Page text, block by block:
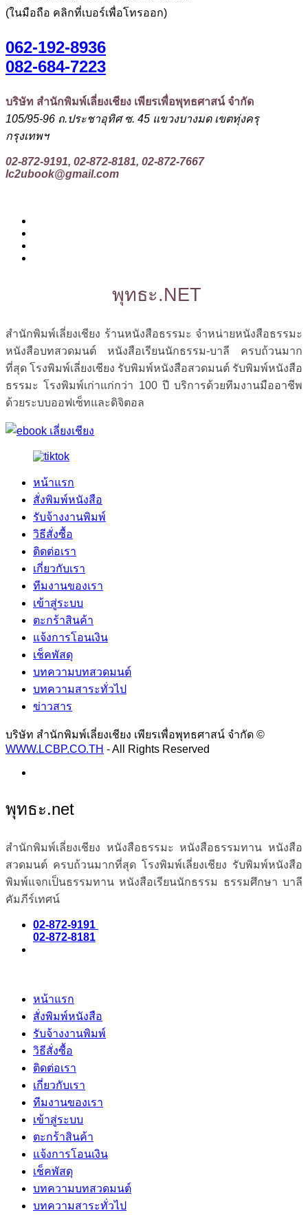
(ในมือถือ คลิกที่เบอร์เพื่อโทรออก)
062-192-8936
082-684-7223
บริษัท สำนักพิมพ์เลี่ยงเชียง เพียรเพื่อพุทธศาสน์ จำกัด
105/95-96 ถ.ประชาอุทิศ ซ. 45 แขวงบางมด เขตทุ่งครุ
กรุงเทพฯ
02-872-9191, 02-872-8181, 02-872-7667
lc2ubook@gmail.com
พุทธะ.NET
สำนักพิมพ์เลี่ยงเชียง ร้านหนังสือธรรมะ จำหน่ายหนังสือธรรมะ
หนังสือบทสวดมนต์ หนังสือเรียนนักธรรม-บาลี ครบถ้วนมาก
ที่สุด โรงพิมพ์เลี่ยงเชียง รับพิมพ์หนังสือสวดมนต์ รับพิมพ์หนังสือ
ธรรมะ โรงพิมพ์เก่าแก่กว่า 100 ปี บริการด้วยทีมงานมืออาชีพ
ด้วยระบบออฟเซ็ทและดิจิตอล
หน้าแรก
สั่งพิมพ์หนังสือ
รับจ้างงานพิมพ์
วิธีสั่งซื้อ
ติดต่อเรา
เกี่ยวกับเรา
ทีมงานของเรา
เข้าสู่ระบบ
ตะกร้าสินค้า
แจ้งการโอนเงิน
เช็คพัสดุ
บทความบทสวดมนต์
บทความสาระทั่วไป
ข่าวสาร
บริษัท สำนักพิมพ์เลี่ยงเชียง เพียรเพื่อพุทธศาสน์ จำกัด ©
WWW.LCBP.CO.TH - All Rights Reserved
พุทธะ.net
สำนักพิมพ์เลี่ยงเชียง หนังสือธรรมะ หนังสือธรรมทาน หนังสือ
สวดมนต์ ครบถ้วนมากที่สุด โรงพิมพ์เลี่ยงเชียง รับพิมพ์หนังสือ
พิมพ์แจกเป็นธรรมทาน หนังสือเรียนนักธรรม ธรรมศึกษา บาลี
คัมภีร์เทศน์
02-872-9191
02-872-8181
หน้าแรก
สั่งพิมพ์หนังสือ
รับจ้างงานพิมพ์
วิธีสั่งซื้อ
ติดต่อเรา
เกี่ยวกับเรา
ทีมงานของเรา
เข้าสู่ระบบ
ตะกร้าสินค้า
แจ้งการโอนเงิน
เช็คพัสดุ
บทความบทสวดมนต์
บทความสาระทั่วไป